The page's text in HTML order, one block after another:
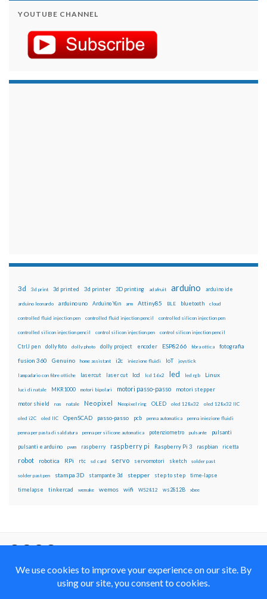
YOUTUBE CHANNEL
3d 3d print 3d printed 3d printer 3D printing adafruit arduino arduino ide
arduino leonardo arduino uno Arduino Yún arm Attiny85 BLE bluetooth cloud
controlled fluid injection pen controlled fluid injection pencil controlled silicon injection pen
controlled silicon injection pencil control silicon injection pen control silicon injection pencil
CtrlJ pen dolly foto dolly photo dolly project encoder ESP8266 fibra ottica fotografia
fusion 360 Genuino home assistant i2c iniezione fluidi IoT joystick
lampadario con fibre ottiche lasercut laser cut lcd lcd 16x2 led led rgb Linux
luci di natale MKR1000 motori bipolari motori passo-passo motori stepper
motor shield nas natale Neopixel Neopixel ring OLED oled 128x32 oled 128x32 IIC
oled i2C oled IIC OpenSCAD passo-passo pcb penna automatica penna iniezione fluidi
penna per pasta di saldatura penna per silicone automatica potenziometro pulsante pulsanti
pulsanti e arduino pwm raspberry raspberry pi Raspberry Pi 3 raspbian ricetta
robot robotica RPi rtc sd card servo servomotori sketch solder past
solder past pen stampa 3D stampante 3d stepper step to step time-lapse
timelapse tinkercad wemake wemos wifi WS2812 ws2812B xbee
Alike 4.0 International